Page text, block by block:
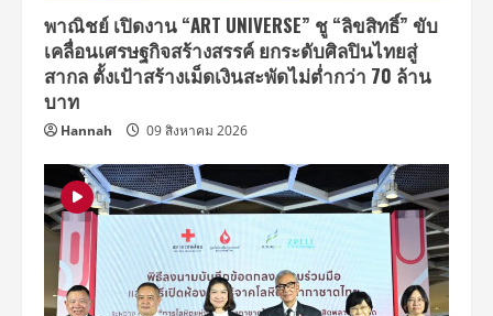
SHOCK
REAL
ROCK
RETURN”
ที่
อก
ตัว
ต้อง
ได้
ดู
ด้วย
ตา
ก่อน
ตาย!
เตรียม
กด
พาณิชย์ เปิดงาน “ART UNIVERSE” ชู “ลิขสิทธิ์” ขับ
เคลื่อนเศรษฐกิจสร้างสรรค์ ยกระดับศิลปินไทยสู่
สากล ตั้งเป้าสร้างเม็ดเงินสะพัดไม่ต่ำกว่า 70 ล้าน
บาท
Hannah 09 สิงหาคม 2026